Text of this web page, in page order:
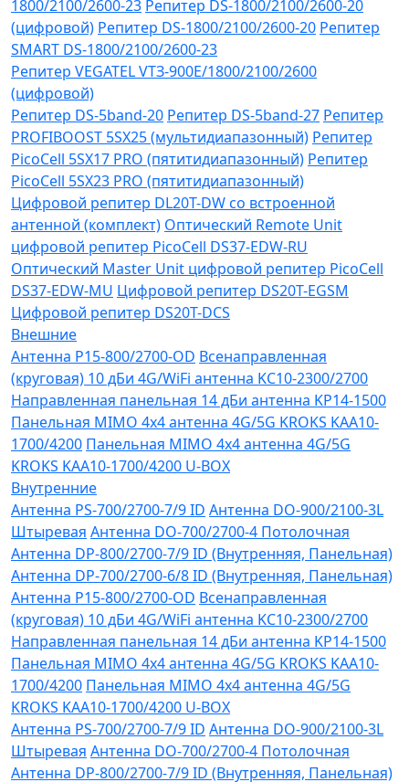
1800/2100/2600-23 Репитер DS-1800/2100/2600-20
(цифровой) Репитер DS-1800/2100/2600-20 Репитер
SMART DS-1800/2100/2600-23
Репитер VЕGATEL VТЗ-900Е/1800/2100/2600
(цифровой)
Репитер DS-5band-20 Репитер DS-5band-27 Репитер
PROFIBOOST 5SX25 (мультидиапазонный) Репитер
PicoCell 5SX17 PRO (пятитидиапазонный) Репитер
PicoCell 5SX23 PRO (пятитидиапазонный)
Цифровой репитер DL20T-DW со встроенной
антенной (комплект) Оптический Remote Unit
цифровой репитер PicoCell DS37-EDW-RU
Оптический Master Unit цифровой репитер PicoCell
DS37-EDW-MU Цифровой репитер DS20T-EGSM
Цифровой репитер DS20T-DCS
Внешние
Антенна P15-800/2700-OD Всенаправленная
(круговая) 10 дБи 4G/WiFi антенна KC10-2300/2700
Направленная панельная 14 дБи антенна KP14-1500
Панельная MIMO 4x4 антенна 4G/5G KROKS KAA10-
1700/4200 Панельная MIMO 4x4 антенна 4G/5G
KROKS KAA10-1700/4200 U-BOX
Внутренние
Антенна PS-700/2700-7/9 ID Антенна DO-900/2100-3L
Штыревая Антенна DO-700/2700-4 Потолочная
Антенна DP-800/2700-7/9 ID (Внутренняя, Панельная)
Антенна DP-700/2700-6/8 ID (Внутренняя, Панельная)
Антенна P15-800/2700-OD Всенаправленная
(круговая) 10 дБи 4G/WiFi антенна KC10-2300/2700
Направленная панельная 14 дБи антенна KP14-1500
Панельная MIMO 4x4 антенна 4G/5G KROKS KAA10-
1700/4200 Панельная MIMO 4x4 антенна 4G/5G
KROKS KAA10-1700/4200 U-BOX
Антенна PS-700/2700-7/9 ID Антенна DO-900/2100-3L
Штыревая Антенна DO-700/2700-4 Потолочная
Антенна DP-800/2700-7/9 ID (Внутренняя, Панельная)